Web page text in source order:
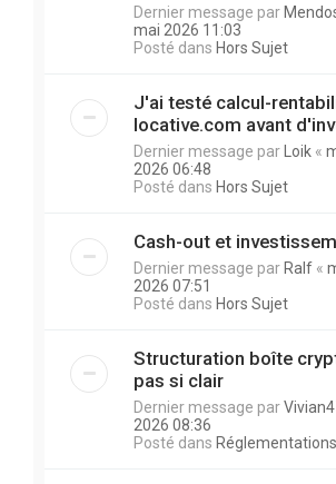
Dernier message par
mai 2026 11:03
Posté dans Hors Sujet
J'ai testé calcul-
locative.com avant
Dernier message parLoik «
2026 06:48
Posté dans Hors Sujet
Cash-out et
Dernier message parRalf «
2026 07:51
Posté dans Hors Sujet
Structuration boîte
pas si clair
Dernier message par
2026 08:36
Posté dans